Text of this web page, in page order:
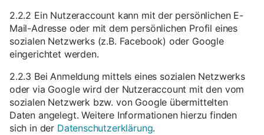
2.2.2 Ein Nutzeraccount kann mit der persönlichen E-
Mail-Adresse oder mit dem persönlichen Profil eines
sozialen Netzwerks (z.B. Facebook) oder Google
eingerichtet werden.
2.2.3 Bei Anmeldung mittels eines sozialen Netzwerks
oder via Google wird der Nutzeraccount mit den vom
sozialen Netzwerk bzw. von Google übermittelten
Daten angelegt. Weitere Informationen hierzu finden
sich in der Datenschutzerklärung.